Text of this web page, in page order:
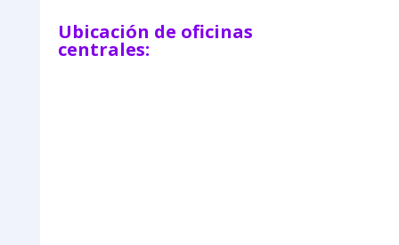
Ubicación de oficinas
centrales: